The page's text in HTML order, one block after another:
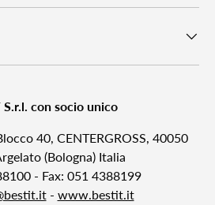
S.r.l. con socio unico
40, CENTERGROSS, 40050
(Bologna) Italia
- Fax: 051 4388199
- www.bestit.it